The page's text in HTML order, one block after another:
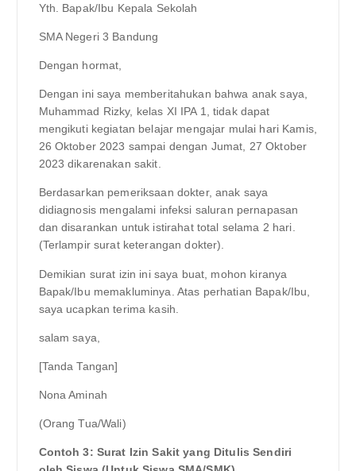
Yth. Bapak/Ibu Kepala Sekolah
SMA Negeri 3 Bandung
Dengan hormat,
Dengan ini saya memberitahukan bahwa anak saya,
Muhammad Rizky, kelas XI IPA 1, tidak dapat
mengikuti kegiatan belajar mengajar mulai hari Kamis,
26 Oktober 2023 sampai dengan Jumat, 27 Oktober
2023 dikarenakan sakit.
Berdasarkan pemeriksaan dokter, anak saya
didiagnosis mengalami infeksi saluran pernapasan
dan disarankan untuk istirahat total selama 2 hari.
(Terlampir surat keterangan dokter).
Demikian surat izin ini saya buat, mohon kiranya
Bapak/Ibu memakluminya. Atas perhatian Bapak/Ibu,
saya ucapkan terima kasih.
salam saya,
[Tanda Tangan]
Nona Aminah
(Orang Tua/Wali)
Contoh 3: Surat Izin Sakit yang Ditulis Sendiri